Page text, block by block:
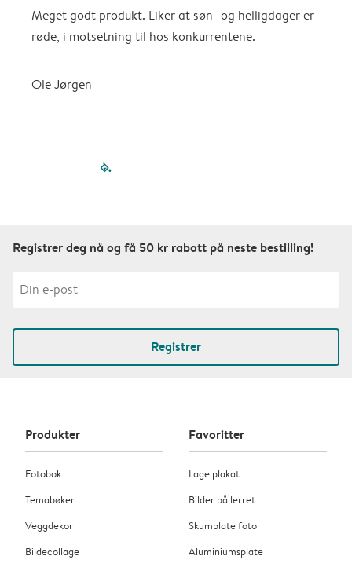
Meget godt produkt. Liker at søn- og helligdager er
røde, i motsetning til hos konkurrentene.
Ole Jørgen
filled-pagination
Registrer deg nå og få 50 kr rabatt på neste bestilling!
Registrer
Produkter
Fotobok
Temabøker
Veggdekor
Bildecollage
Favoritter
Lage plakat
Bilder på lerret
Skumplate foto
Aluminiumsplate